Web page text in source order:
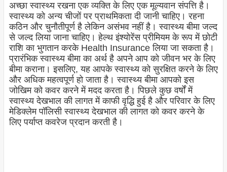
अच्छा स्वास्थ्य रखना एक व्यक्ति के लिए एक मूल्यवान संपत्ति है।
स्वास्थ्य को अन्य चीजों पर प्राथमिकता दी जानी चाहिए। रहना
कठिन और चुनौतीपूर्ण है लेकिन असंभव नहीं है। स्वास्थ्य बीमा जल्द
से जल्द लिया जाना चाहिए। हेल्थ इंश्योरेंस प्रीमियम के रूप में छोटी
राशि का भुगतान करके Health Insurance लिया जा सकता है।
प्रारंभिक स्वास्थ्य बीमा का अर्थ है अपने आप को जीवन भर के लिए
बीमा कराना। इसलिए, यह आपके स्वास्थ्य को सुरक्षित करने के लिए
और अधिक महत्वपूर्ण हो जाता है। स्वास्थ्य बीमा आपको इस
जोखिम को कवर करने में मदद करता है। पिछले कुछ वर्षों में
स्वास्थ्य देखभाल की लागत में काफी वृद्धि हुई है और परिवार के लिए
मेडिक्लेम पॉलिसी स्वास्थ्य देखभाल की लागत को कवर करने के
लिए पर्याप्त कवरेज प्रदान करती है।